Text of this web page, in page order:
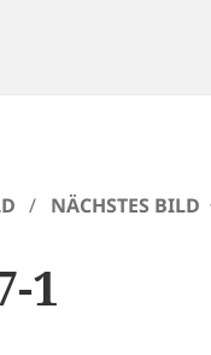
NÄCHSTES BILD
1